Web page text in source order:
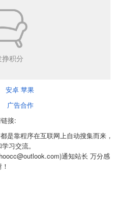
积分
安卓 苹果
广告合作
接:
是靠程序在互联网上自动搜集而来，
习交流。
通知站长 万分感